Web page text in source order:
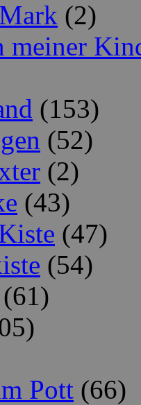
(2)
meiner
(153)
(52)
(2)
(43)
(47)
(54)
(61)
Pott (66)